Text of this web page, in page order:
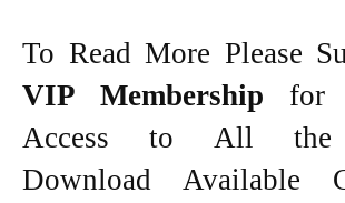
To Read More Please
VIP Membership for
Access to All the
Download Available